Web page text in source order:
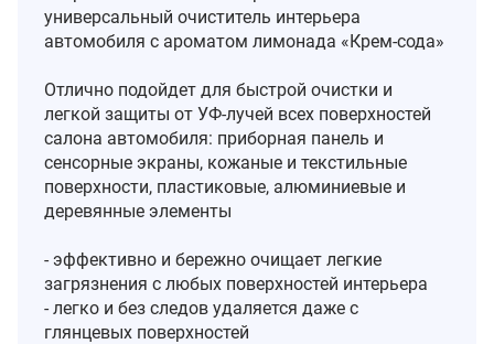
универсальный очиститель интерьера
автомобиля с ароматом лимонада «Крем-сода»
Отлично подойдет для быстрой очистки и
легкой защиты от УФ-лучей всех поверхностей
салона автомобиля: приборная панель и
сенсорные экраны, кожаные и текстильные
поверхности, пластиковые, алюминиевые и
деревянные элементы
- эффективно и бережно очищает легкие
загрязнения с любых поверхностей интерьера
- легко и без следов удаляется даже с
глянцевых поверхностей